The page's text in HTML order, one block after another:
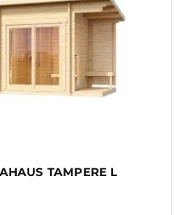
TAMPERE L